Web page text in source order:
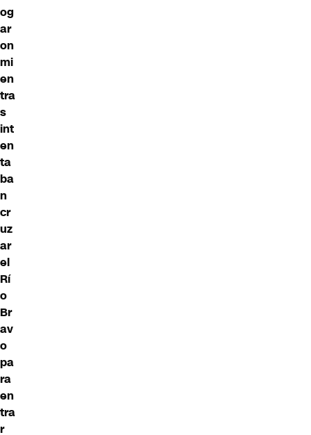
og
ar
on
mi
en
tra
s
int
en
ta
ba
n
cr
uz
ar
el
Rí
o
Br
av
o
pa
ra
en
tra
r